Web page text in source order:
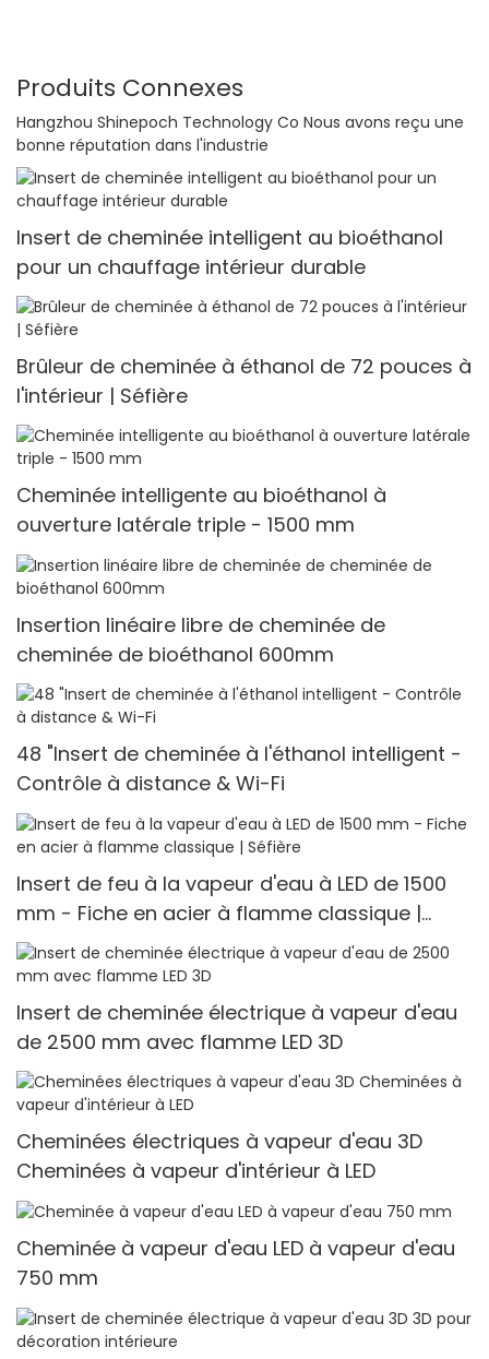
Produits Connexes
Hangzhou Shinepoch Technology Co Nous avons reçu une
bonne réputation dans l'industrie
Insert de cheminée intelligent au bioéthanol
pour un chauffage intérieur durable
Brûleur de cheminée à éthanol de 72 pouces à
l'intérieur | Séfière
Cheminée intelligente au bioéthanol à
ouverture latérale triple - 1500 mm
Insertion linéaire libre de cheminée de
cheminée de bioéthanol 600mm
48 "Insert de cheminée à l'éthanol intelligent -
Contrôle à distance & Wi-Fi
Insert de feu à la vapeur d'eau à LED de 1500
mm - Fiche en acier à flamme classique |
Séfière
Insert de cheminée électrique à vapeur d'eau
de 2500 mm avec flamme LED 3D
Cheminées électriques à vapeur d'eau 3D
Cheminées à vapeur d'intérieur à LED
Cheminée à vapeur d'eau LED à vapeur d'eau
750 mm